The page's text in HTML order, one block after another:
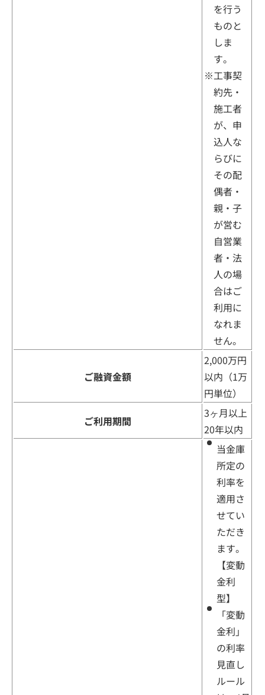
を行う
ものと
しま
す。
工事契
約先・
施工者
が、申
込人な
らびに
その配
偶者・
親・子
が営む
自営業
者・法
人の場
合はご
利用に
なれま
せん。
ご融資金額
2,000万円
以内（1万
円単位）
ご利用期間
3ヶ月以上
20年以内
当金庫
所定の
利率を
適用さ
せてい
ただき
ます。
【変動
金利
型】
「変動
金利」
の利率
見直し
ルール